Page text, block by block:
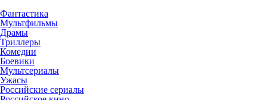
Фантастика
Мультфильмы
Драмы
Триллеры
Комедии
Боевики
Мультсериалы
Ужасы
Российские сериалы